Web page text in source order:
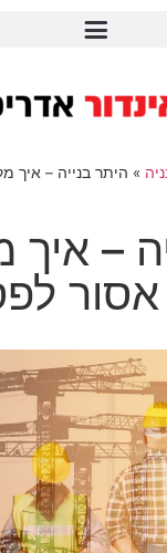
» היתר בנייה – איך
– איך
אסור